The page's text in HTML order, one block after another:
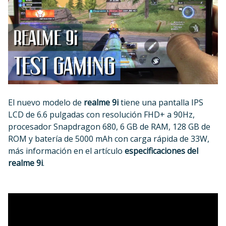
El nuevo modelo de realme 9itiene una pantalla IPS
LCD de 6.6 pulgadas con resolución FHD+ a 90Hz,
procesador Snapdragon 680, 6 GB de RAM, 128 GB de
ROM y batería de 5000 mAh con carga rápida de 33W,
más información en el artículo especificaciones del
realme 9i.